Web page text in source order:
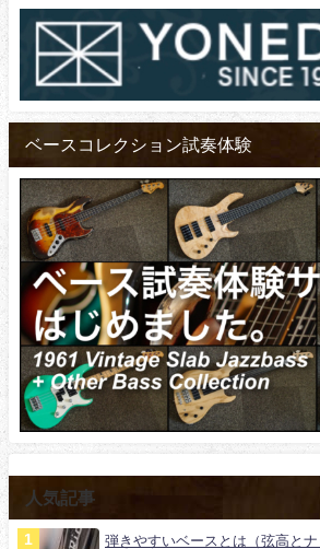
ベースコレクション試奏体験
人気記事
弾きやすいベースとは（弦高とナ